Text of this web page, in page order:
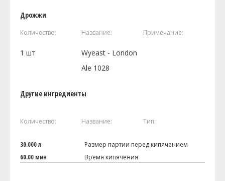
Дрожжи
Количество: Название: Примечание:
1 шт
Wyeast - London
Ale 1028
Другие ингредиенты
Количество: Название: Тип:
30.000 л
Размер партии перед кипячением
60.00 мин
Время кипячения